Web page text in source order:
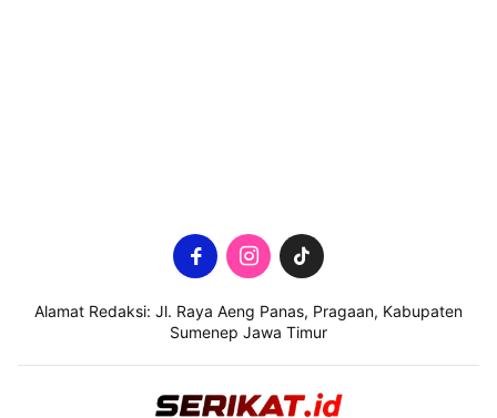
Alamat Redaksi: Jl. Raya Aeng Panas, Pragaan, Kabupaten
Sumenep Jawa Timur